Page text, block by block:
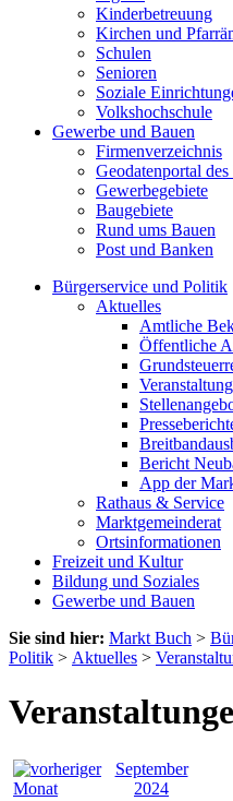
Kinderbetreuung
Kirchen und
Schulen
Senioren
Soziale
Volkshochschule
Gewerbe und Bauen
Firmenverzeichnis
Geodatenportal
Gewerbegebiete
Baugebiete
Rund ums Bauen
Post und Banken
Bürgerservice und Politik
Aktuelles
Amtliche
Öffentliche
Bericht
App der
Rathaus & Service
Marktgemeinderat
Ortsinformationen
Freizeit und Kultur
Bildung und Soziales
Gewerbe und Bauen
Sie sind hier: Markt Buch >
Politik > Aktuelles >
September
2024